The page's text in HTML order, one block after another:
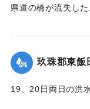
【出典：大分新聞
県道の橋が流失した
｜固有コード:00275046
玖珠郡東飯
19、20日両日の洪